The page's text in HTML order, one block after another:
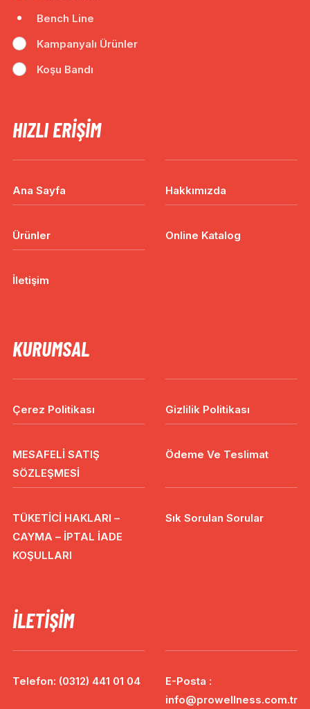
Bench Line
Kampanyalı Ürünler
Koşu Bandı
HIZLI ERIŞIM
Ana Sayfa Hakkımızda
Ürünler Online Katalog
İletişim
KURUMSAL
Çerez Politikası Gizlilik Politikası
MESAFELİ SATIŞ
SÖZLEŞMESİ
Ödeme Ve Teslimat
TÜKETİCİ HAKLARI –
CAYMA – İPTAL İADE
KOŞULLARI
Sık Sorulan Sorular
İLETIŞIM
Telefon: (0312) 441 01 04
E-Posta :
info@prowellness.com.tr